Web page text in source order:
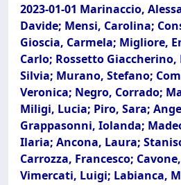
2023-01-01 Marinaccio,
Davide; Mensi, Carolina;
Gioscia, Carmela; Migliore,
Carlo; Rossetto Giaccherino,
Silvia; Murano, Stefano;
Veronica; Negro, Corrado;
Miligi, Lucia; Piro, Sara;
Grappasonni, Iolanda;
Ilaria; Ancona, Laura;
Carrozza, Francesco;
Vimercati, Luigi; Labianca,